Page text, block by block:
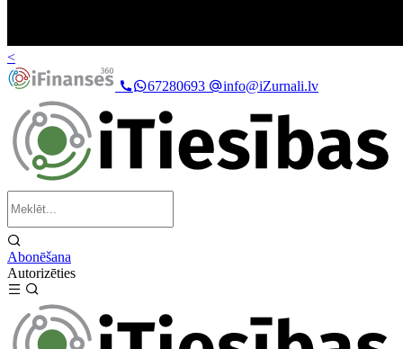
<
67280693
info@iZurnali.lv
Abonēšana
Autorizēties